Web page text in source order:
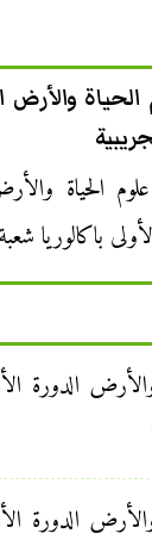
والأرض
الحياة
باكالوريا